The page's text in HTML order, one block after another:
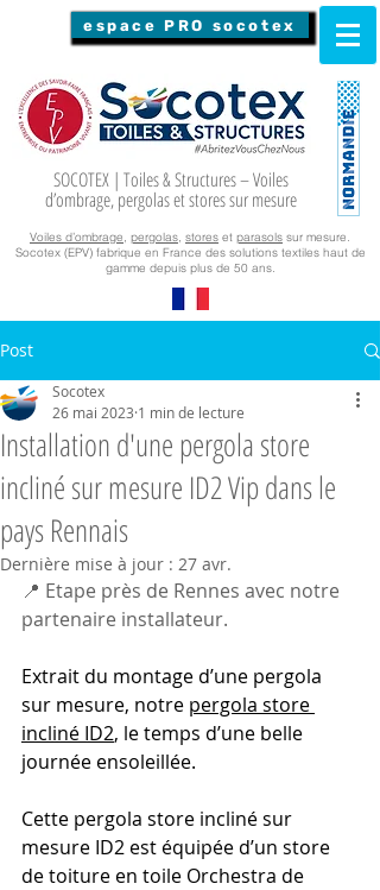
espace PRO socotex
SOCOTEX | Toiles & Structures – Voiles
d’ombrage, pergolas et stores sur mesure
Voiles d’ombrage, pergolas, stores et parasols sur mesure.
Socotex (EPV) fabrique en France des solutions textiles haut de
gamme depuis plus de 50 ans.
Post
Installation d'une pergola store
incliné sur mesure ID2 Vip dans le
pays Rennais
Socotex
26 mai 2023 1 min de lecture
Dernière mise à jour : 27 avr.
📍 Etape près de Rennes avec notre
partenaire installateur.
Extrait du montage d’une pergola
sur mesure, notre pergola store
incliné ID2, le temps d’une belle
journée ensoleillée.
Cette pergola store incliné sur
mesure ID2 est équipée d’un store
de toiture en toile Orchestra de